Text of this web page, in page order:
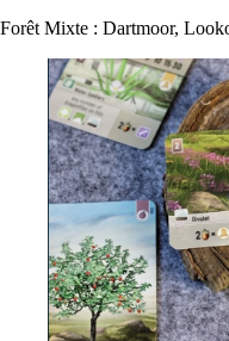
Forêt Mixte : Dartmoor,